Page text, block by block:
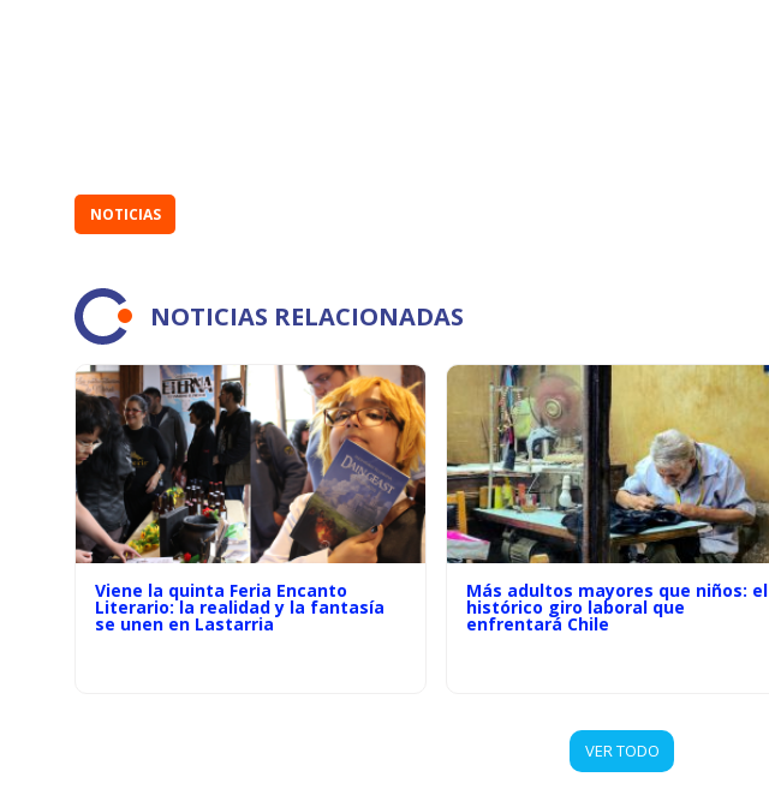
NOTICIAS
NOTICIAS RELACIONADAS
Viene la quinta Feria Encanto
Literario: la realidad y la fantasía
se unen en Lastarria
Más adultos mayores que niños: el
histórico giro laboral que
enfrentará Chile
VER TODO